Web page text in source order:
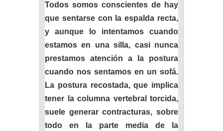
Todos somos conscientes de hay
que sentarse con la espalda recta,
y aunque lo intentamos cuando
estamos en una silla, casi nunca
prestamos atención a la postura
cuando nos sentamos en un sofá.
La postura recostada, que implica
tener la columna vertebral torcida,
suele generar contracturas, sobre
todo en la parte media de la